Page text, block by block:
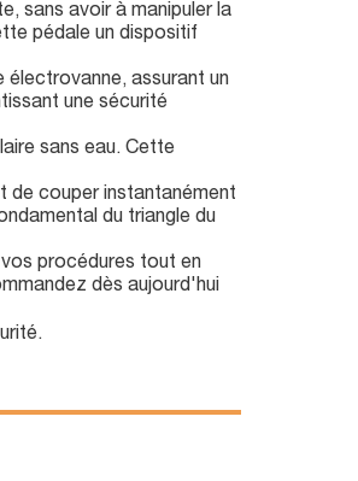
sans avoir à manipuler la
pédale un dispositif
assurant un
une sécurité
sans eau. Cette
de couper instantanément
du triangle du
procédures tout en
dès aujourd'hui